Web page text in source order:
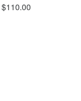
$110.00